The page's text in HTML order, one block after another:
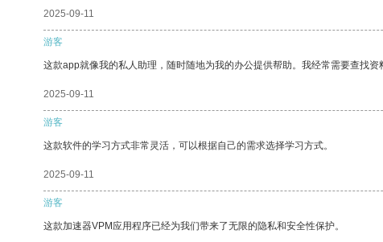
2025-09-11
游客
这款app就像我的私人助理，随时随地为我的办公提供帮助。我经常需要查找
2025-09-11
游客
这款软件的学习方式非常灵活，可以根据自己的需求选择学习方式。
2025-09-11
游客
这款加速器VPM应用程序已经为我们带来了无限的隐私和安全性保护。